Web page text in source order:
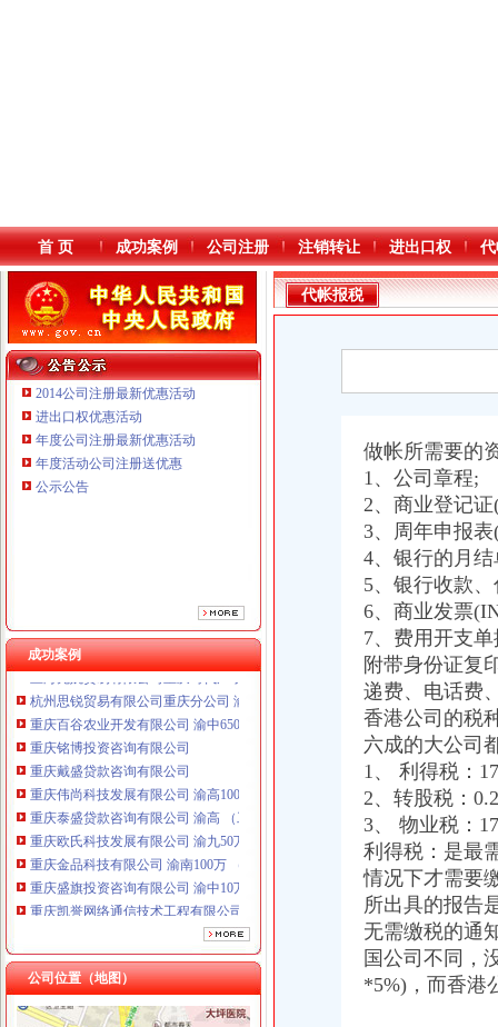
本站导航
首 页 成功案例 公司注册 注销转让 进出口权
2014公司注册最新优惠活动
进出口权优惠活动
年度公司注册最新优惠活动
年度活动公司注册送优惠
公示公告
成功案例
重庆铭博投资咨询有限公司
重庆戴盛贷款咨询有限公司
重庆盛旗投资咨询有限公司 渝中10万 （工商注册）
重庆凯誉网络通信技术工程有限公司渝中分公司 （工商注册）
上海兆妩贸易有限公司重庆时代广场分公司 渝中 （工商注册）
杭州思锐贸易有限公司重庆分公司 渝中 （工商注册）
重庆百谷农业开发有限公司 渝中650万 （注册）
重庆铭博投资咨询有限公司
重庆戴盛贷款咨询有限公司
重庆伟尚科技发展有限公司 渝高100万 （工商注册）
重庆泰盛贷款咨询有限公司 渝高 （工商注册）
重庆欧氏科技发展有限公司 渝九50万 （进出口权）
重庆金品科技有限公司 渝南100万 （进出口权）
重庆盛旗投资咨询有限公司 渝中10万 （工商注册）
重庆凯誉网络通信技术工程有限公司渝中分公司 （工商注册）
上海兆妩贸易有限公司重庆时代广场分公司 渝中 （工商注册）
杭州思锐贸易有限公司重庆分公司 渝中 （工商注册）
重庆百谷农业开发有限公司 渝中650万 （注册）
公司位置（地图）
代帐报税
做帐所需要的
1、公司章程;
2、商业登记
3、周年申报
4、银行的月
5、银行收款
6、商业发票
7、费用开支
附带身份证复
递费、电话费
香港公司的税
六成的大公司
1、 利得税：
2、转股税：
3、 物业税：
利得税：是最
情况下才需要
所出具的报告
无需缴税的通
国公司不同，
*5%)，而香港